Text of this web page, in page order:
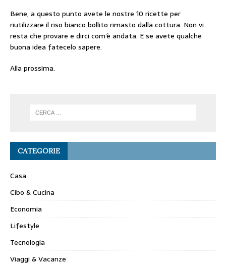
Bene, a questo punto avete le nostre 10 ricette per
riutilizzare il riso bianco bollito rimasto dalla cottura. Non vi
resta che provare e dirci com’è andata. E se avete qualche
buona idea fatecelo sapere.
Alla prossima.
CATEGORIE
Casa
Cibo & Cucina
Economia
Lifestyle
Tecnologia
Viaggi & Vacanze